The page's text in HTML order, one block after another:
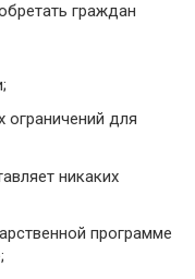
граждан
ограничений для
никаких
программе